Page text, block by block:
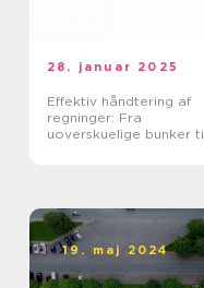
28. januar 2025
Effektiv håndtering af
regninger: Fra
uoverskuelige bunker til
19. maj 2024